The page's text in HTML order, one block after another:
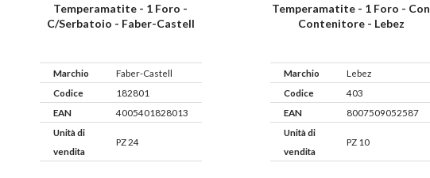
Temperamatite - 1 Foro -
C/serbatoio - Faber-Castell
Marchio
Faber-Castell
Codice
182801
EAN
4005401828013
Unità di
vendita
PZ 24
Temperamatite - 1 Foro - Con
Contenitore - Lebez
Marchio
Lebez
Codice
403
EAN
8007509052587
Unità di
vendita
PZ 10